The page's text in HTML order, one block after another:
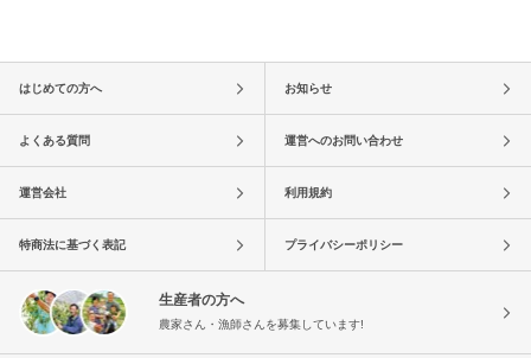
はじめての方へ お知らせ
よくある質問 運営へのお問い合わせ
運営会社 利用規約
特商法に基づく表記 プライバシーポリシー
生産者の方へ
農家さん・漁師さんを募集しています!